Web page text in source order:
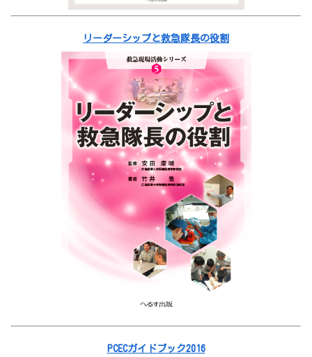
リーダーシップと救急隊長の役割
PCECガイドブック2016